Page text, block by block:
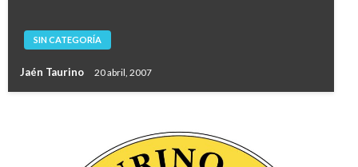
SIN CATEGORÍA
Jaén Taurino 20 abril, 2007